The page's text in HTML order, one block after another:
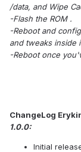
/data, and Wipe
-Flash the ROM .
-Reboot and
and tweaks inside
-Reboot once
ChangeLog
1.0.0:
Initial